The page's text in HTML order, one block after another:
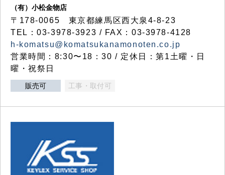
（有）小松金物店
〒178-0065 東京都練馬区西大泉4-8-23
TEL：03-3978-3923 / FAX：03-3978-4128
h-komatsu@komatsukanamonoten.co.jp
営業時間：8:30〜18：30 / 定休日：第1土曜・日
曜・祝祭日
販売可 工事・取付可